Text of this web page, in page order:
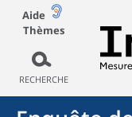
Aide
Thèmes
RECHERCHE